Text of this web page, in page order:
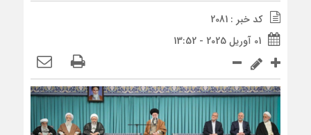
مذاکره تحمیلی، جنگ تحمیلی، صلح
کد خبر : 2081
01 آوریل 2025 - 13:52